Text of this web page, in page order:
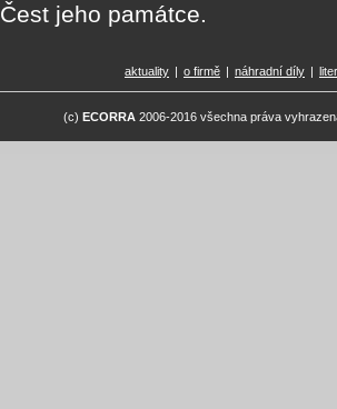
Čest jeho památce.
aktuality | o firmě | náhradní díly |
(c) ECORRA 2006-2016 všechna práva